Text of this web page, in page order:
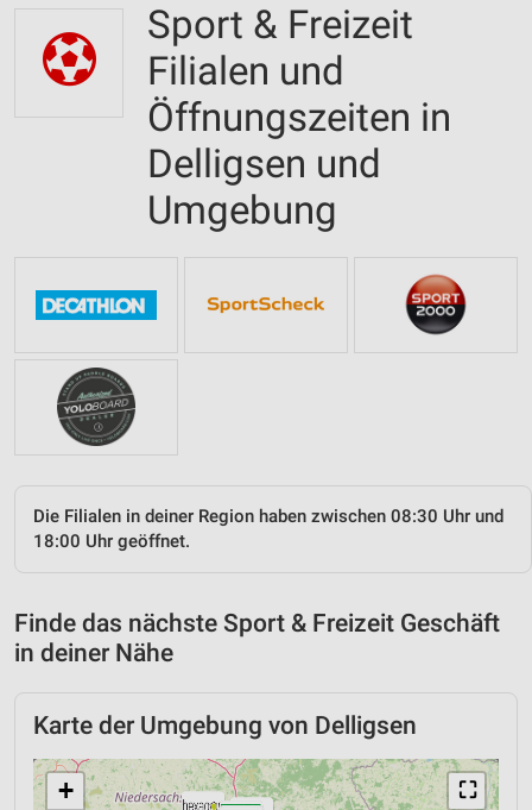
Sport & Freizeit
Filialen und
Öffnungszeiten in
Delligsen und
Umgebung
Die Filialen in deiner Region haben zwischen 08:30 Uhr und
18:00 Uhr geöffnet.
Finde das nächste Sport & Freizeit Geschäft
in deiner Nähe
Karte der Umgebung von Delligsen
⛶
+